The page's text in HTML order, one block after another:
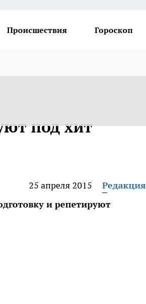
Происшествия Гороскоп
под хит
25 апреля 2015
Редакция
и репетируют